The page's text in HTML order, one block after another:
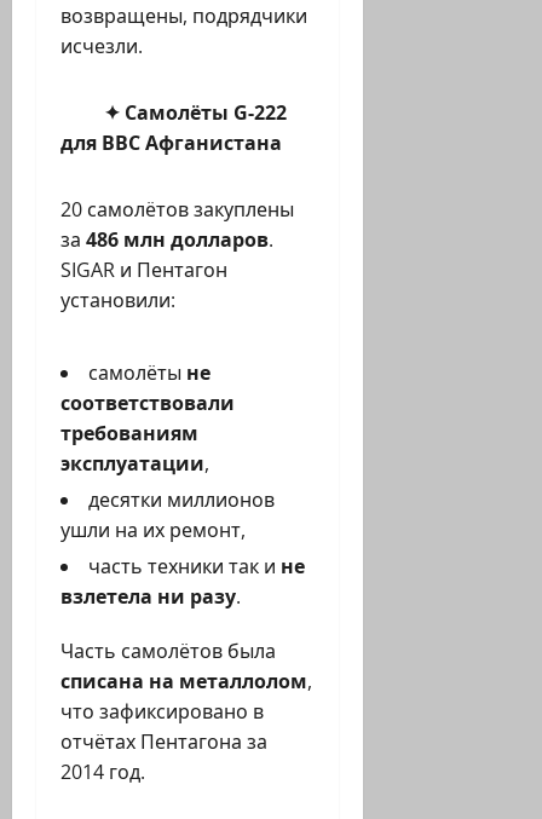
возвращены, подрядчики
исчезли.
✦ Самолёты G-222
для ВВС Афганистана
20 самолётов закуплены
за 486 млн долларов.
SIGAR и Пентагон
установили:
самолёты не
соответствовали
требованиям
эксплуатации,
десятки миллионов
ушли на их ремонт,
часть техники так и не
взлетела ни разу.
Часть самолётов была
списана на металлолом,
что зафиксировано в
отчётах Пентагона за
2014 год.